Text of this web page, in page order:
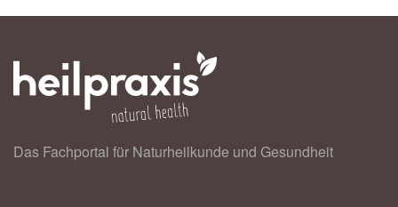
Das Fachportal für Naturheilkunde und Gesundheit